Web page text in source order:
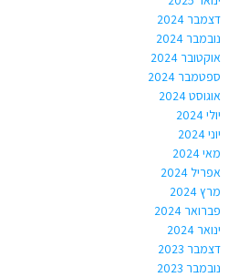
דצמבר 2024
נובמבר 2024
אוקטובר 2024
ספטמבר 2024
אוגוסט 2024
יולי 2024
יוני 2024
מאי 2024
אפריל 2024
מרץ 2024
פברואר 2024
ינואר 2024
דצמבר 2023
נובמבר 2023